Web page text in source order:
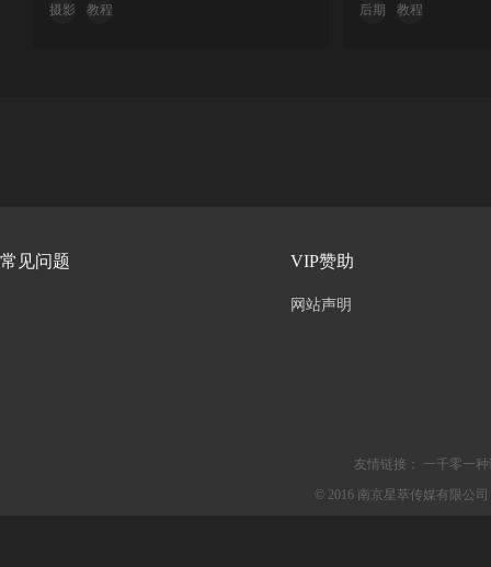
摄影 教程 后期 教程
常见问题 VIP赞助
网站声明
友情链接：
一千零一
© 2016 南京星萃传媒有限公司